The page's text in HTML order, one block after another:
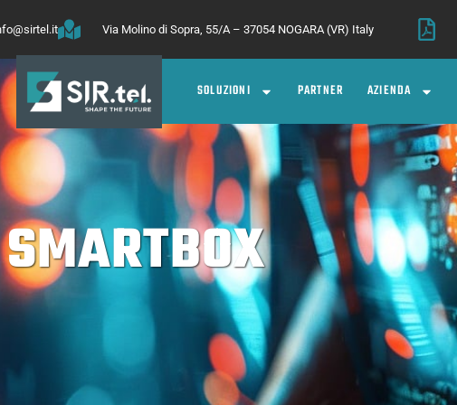
Via Molino di Sopra, 55/A – 37054 NOGARA (VR) Italy
SOLUZIONI PARTNER AZIENDA